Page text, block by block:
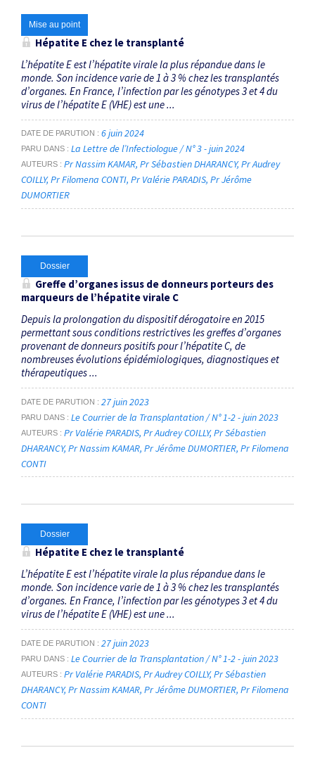
Mise au point
Hépatite E chez le transplanté
L’hépatite E est l’hépatite virale la plus répandue dans le
monde. Son incidence varie de 1 à 3 % chez les transplantés
d’organes. En France, l’infection par les génotypes 3 et 4 du
virus de l’hépatite E (VHE) est une ...
DATE DE PARUTION 6 juin 2024
PARU DANS La Lettre de l’Infectiologue / N° 3 - juin 2024
AUTEURS Pr Nassim KAMAR Pr Sébastien DHARANCY Pr Audrey
COILLY Pr Filomena CONTI Pr Valérie PARADIS Pr Jérôme
DUMORTIER
Dossier
Greffe d’organes issus de donneurs porteurs des
marqueurs de l’hépatite virale C
Depuis la prolongation du dispositif dérogatoire en 2015
permettant sous conditions restrictives les greffes d’organes
provenant de donneurs positifs pour l’hépatite C, de
nombreuses évolutions épidémiologiques, diagnostiques et
thérapeutiques ...
DATE DE PARUTION 27 juin 2023
PARU DANS Le Courrier de la Transplantation / N° 1-2 - juin 2023
AUTEURS Pr Valérie PARADIS Pr Audrey COILLY Pr Sébastien
DHARANCY Pr Nassim KAMAR Pr Jérôme DUMORTIER Pr Filomena
CONTI
Dossier
Hépatite E chez le transplanté
L’hépatite E est l’hépatite virale la plus répandue dans le
monde. Son incidence varie de 1 à 3 % chez les transplantés
d’organes. En France, l’infection par les génotypes 3 et 4 du
virus de l’hépatite E (VHE) est une ...
DATE DE PARUTION 27 juin 2023
PARU DANS Le Courrier de la Transplantation / N° 1-2 - juin 2023
AUTEURS Pr Valérie PARADIS Pr Audrey COILLY Pr Sébastien
DHARANCY Pr Nassim KAMAR Pr Jérôme DUMORTIER Pr Filomena
CONTI